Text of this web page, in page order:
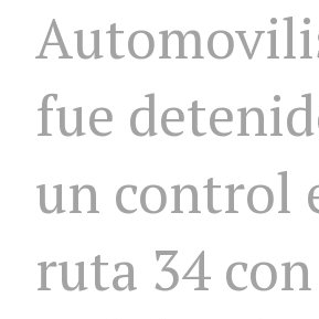
fue
un control
ruta 34